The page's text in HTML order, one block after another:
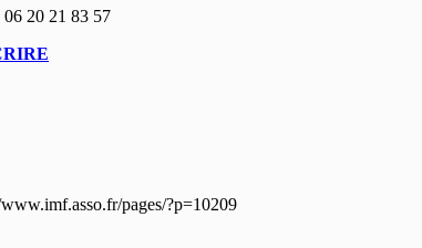
20 21 83 57
pages/?p=10209